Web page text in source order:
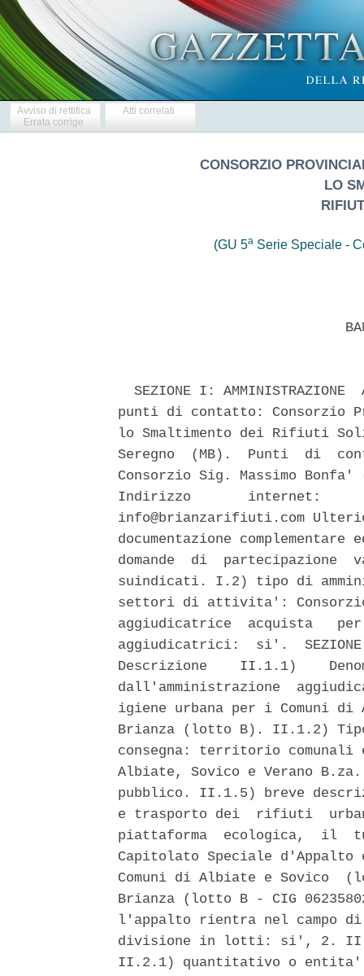
Avviso di rettifica
Errata corrige
Atti correlati
CONSORZIO
LO
(GU 5a Serie Speciale -
SEZIONE I: AMMINISTRAZIONE
punti di contatto: Consorzio
lo Smaltimento dei Rifiuti
Seregno  (MB).  Punti  di
Consorzio Sig. Massimo
Indirizzo       internet:
info@brianzarifiuti.com
documentazione
domande  di
suindicati. I.2) tipo di
settori di attivita':
aggiudicatrice  acquista
aggiudicatrici:  si'.  SEZIONE
Descrizione    II.1.1)
dall'amministrazione
igiene urbana per i Comuni
Brianza (lotto B). II.1.2)
consegna: territorio comunali
Albiate, Sovico e Verano
pubblico. II.1.5) breve
e trasporto dei  rifiuti
piattaforma  ecologica,  il
Capitolato Speciale
Comuni di Albiate e Sovico
Brianza (lotto B - CIG
l'appalto rientra nel campo
divisione in lotti: si', 2.
II.2.1) quantitativo o